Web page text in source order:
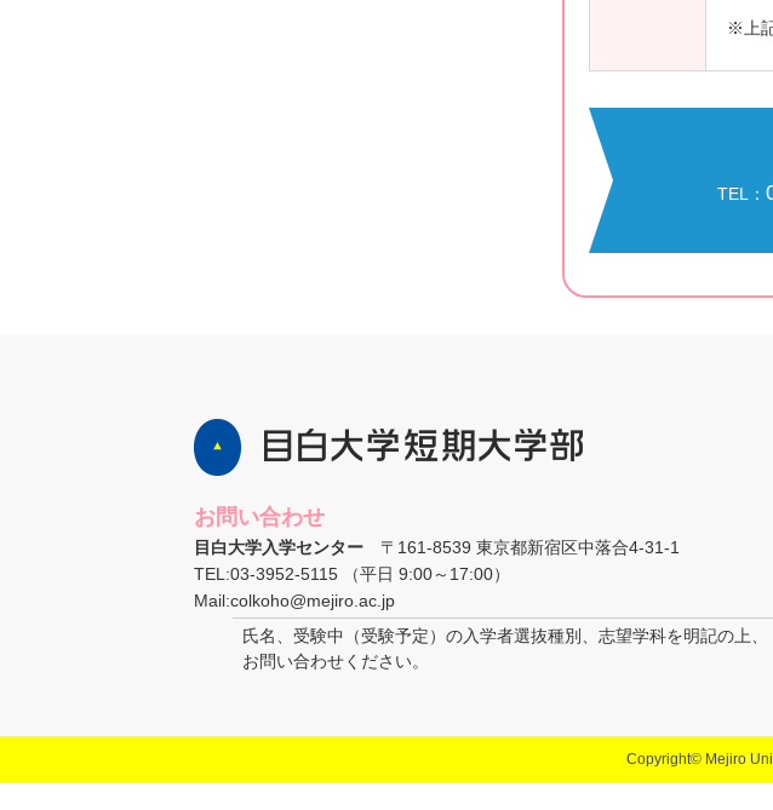
上
TEL：
お問い合わせ
目白大学入学センター
〒161-8539 東京都新宿区中落合4-31-1
TEL:03-3952-5115 （平日 9:00～17:00）
Mail:colkoho@mejiro.ac.jp
氏名、受験中（受験予定）の入学者選抜種別、志望学科を明記の上、
お問い合わせください。
Copyright© Mejiro